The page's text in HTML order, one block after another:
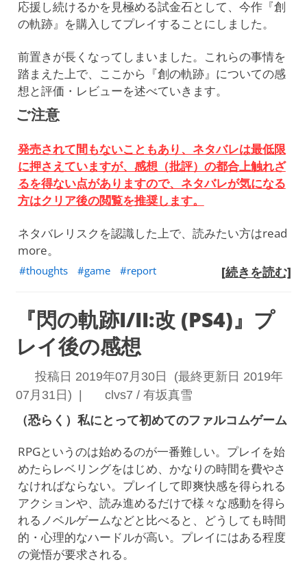
応援し続けるかを見極める試金石として、今作『創
の軌跡』を購入してプレイすることにしました。
前置きが長くなってしまいました。これらの事情を
踏まえた上で、ここから『創の軌跡』についての感
想と評価・レビューを述べていきます。
ご注意
発売されて間もないこともあり、ネタバレは最低限
に押さえていますが、感想（批評）の都合上触れざ
るを得ない点がありますので、ネタバレが気になる
方はクリア後の閲覧を推奨します。
ネタバレリスクを認識した上で、読みたい方はread
more。
[続きを読む]
thoughts game report
『閃の軌跡I/II:改 (PS4)』プ
レイ後の感想
投稿日 2019年07月30日 (最終更新日 2019年
07月31日) |
clvs7 / 有坂真雪
（恐らく）私にとって初めてのファルコムゲーム
RPGというのは始めるのが一番難しい。プレイを始
めたらレベリングをはじめ、かなりの時間を費やさ
なければならない。プレイして即爽快感を得られる
アクションや、読み進めるだけで様々な感動を得ら
れるノベルゲームなどと比べると、どうしても時間
的・心理的なハードルが高い。プレイにはある程度
の覚悟が要求される。